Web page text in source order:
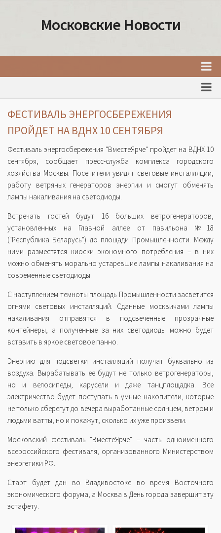
Московские Новости
Факты о Москве
Москва
Товары и услуги Москвы
ФЕСТИВАЛЬ ЭНЕРГОСБЕРЕЖЕНИЯ
ПРОЙДЕТ НА ВДНХ 10 СЕНТЯБРЯ
Фестиваль энергосбережения "ВместеЯрче" пройдет на ВДНХ 10
сентября, сообщает пресс-служба комплекса городского
хозяйства Москвы. Посетители увидят световые инсталляции,
работу ветряных генераторов энергии и смогут обменять
лампы накаливания на светодиоды.
Встречать гостей будут 16 больших ветрогенераторов,
установленных на Главной аллее от павильона №18
("Республика Беларусь") до площади Промышленности. Между
ними разместятся киоски экономного потребления – в них
можно обменять морально устаревшие лампы накаливания на
современные светодиоды.
С наступлением темноты площадь Промышленности засветится
огнями световых инсталляций. Сданные москвичами лампы
накаливания отправятся в подсвеченные прозрачные
контейнеры, а полученные за них светодиоды можно будет
вставить в яркое световое панно.
Энергию для подсветки инсталляций получат буквально из
воздуха. Вырабатывать ее будут не только ветрогенераторы,
но и велосипеды, карусели и даже танцплощадка. Все
электричество будет поступать в умные накопители, которые
не только сберегут до вечера выработанные солнцем, ветром и
людьми ватты, но и покажут, сколько их уже произвели.
Московский фестиваль "ВместеЯрче" – часть одноименного
всероссийского фестиваля, организованного Министерством
энергетики РФ.
Старт будет дан во Владивостоке во время Восточного
экономического форума, а Москва в День города завершит эту
эстафету.